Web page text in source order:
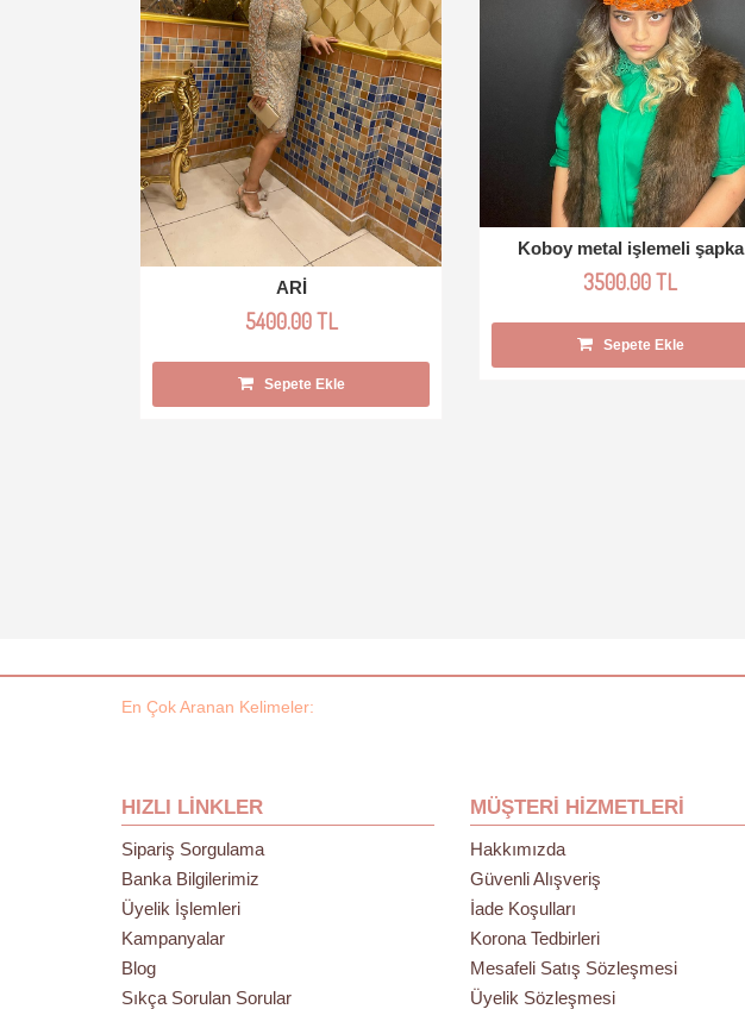
ARİ
5400.00 TL
Sepete Ekle
Koboy metal işlemeli şapka
3500.00 TL
Sepete Ekle
En Çok Aranan Kelimeler:
HIZLI LINKLER
Sipariş Sorgulama
Banka Bilgilerimiz
Üyelik İşlemleri
Kampanyalar
Blog
Sıkça Sorulan Sorular
MÜŞTERI HIZMETLERI
Hakkımızda
Güvenli Alışveriş
İade Koşulları
Korona Tedbirleri
Mesafeli Satış Sözleşmesi
Üyelik Sözleşmesi